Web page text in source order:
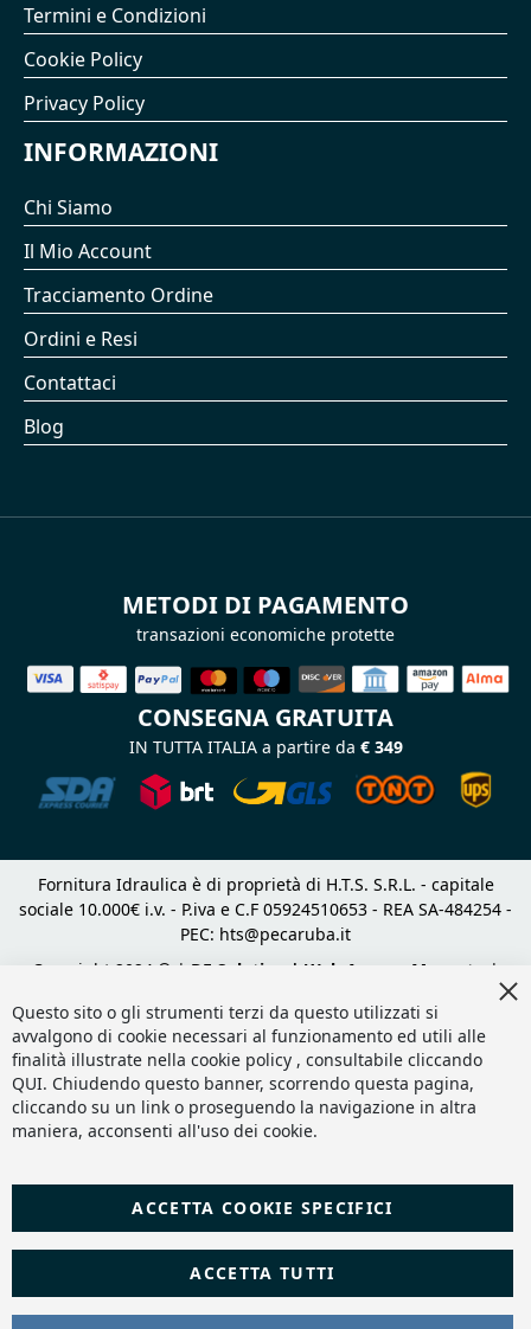
Termini e Condizioni
Cookie Policy
Privacy Policy
INFORMAZIONI
Chi Siamo
Il Mio Account
Tracciamento Ordine
Ordini e Resi
Contattaci
Blog
METODI DI PAGAMENTO
transazioni economiche protette
CONSEGNA GRATUITA
IN TUTTA ITALIA a partire da € 349
Fornitura Idraulica è di proprietà di H.T.S. S.R.L. - capitale
sociale 10.000€ i.v. - P.iva e C.F 05924510653 - REA SA-484254 -
PEC: hts@pecaruba.it
Copyright 2024 © | DF Solution | Web Agency Magento
|
Questo sito o gli strumenti terzi da questo utilizzati si
avvalgono di cookie necessari al funzionamento ed utili alle
finalità illustrate nella cookie policy , consultabile cliccando
QUI. Chiudendo questo banner, scorrendo questa pagina,
cliccando su un link o proseguendo la navigazione in altra
maniera, acconsenti all'uso dei cookie.
ACCETTA TUTTI
ACCETTA COOKIE SPECIFICI